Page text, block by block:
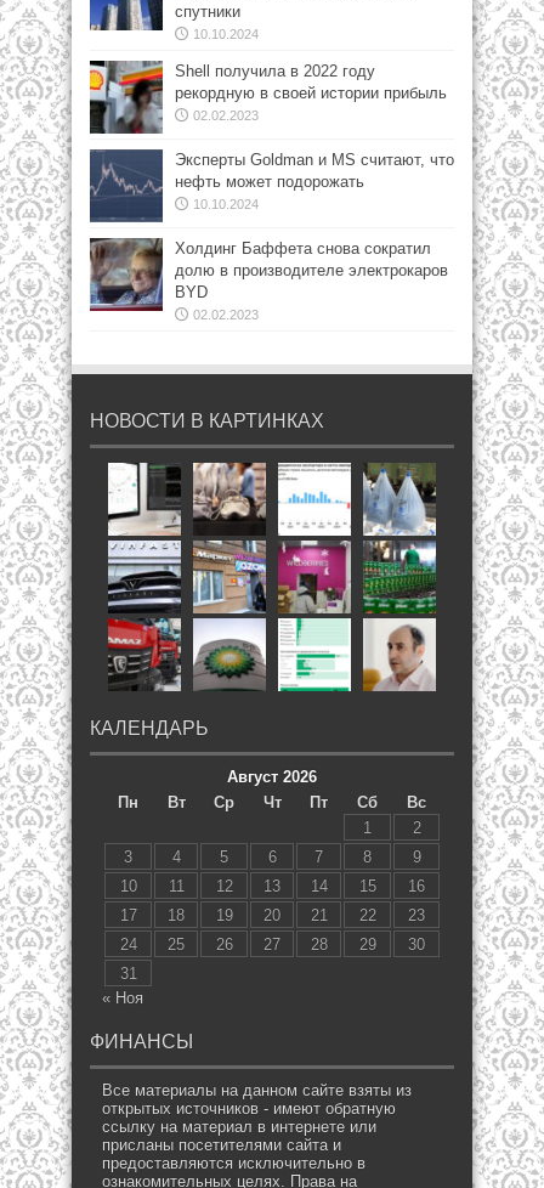
спутники
10.10.2024
Shell получила в 2022 году
рекордную в своей истории прибыль
02.02.2023
Эксперты Goldman и MS считают, что
нефть может подорожать
10.10.2024
Холдинг Баффета снова сократил
долю в производителе электрокаров
BYD
02.02.2023
НОВОСТИ В КАРТИНКАХ
КАЛЕНДАРЬ
Август 2026
Пн
Вт Ср Чт Пт Сб
Вс
1
2
3
4 5 6 7 8
9
10
11 12 13 14 15
16
17
18 19 20 21 22
23
24
25 26 27 28 29
30
31
« Ноя
ФИНАНСЫ
Все материалы на данном сайте взяты из
открытых источников - имеют обратную
ссылку на материал в интернете или
присланы посетителями сайта и
предоставляются исключительно в
ознакомительных целях. Права на